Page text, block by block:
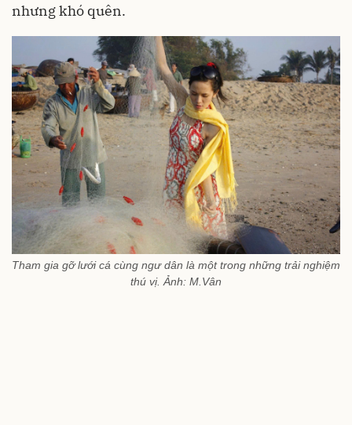
nhưng khó quên.
Tham gia gỡ lưới cá cùng ngư dân là một trong những trải nghiệm
thú vị. Ảnh: M.Vân